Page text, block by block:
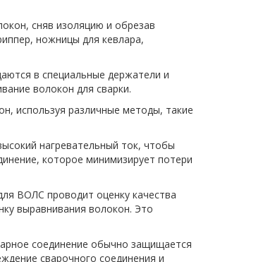
сняв изоляцию и обрезав
ножницы для кевлара,
в специальные держатели и
волокон для сварки.
используя различные методы, такие
нагревательный ток, чтобы
которое минимизирует потери
ВОЛС проводит оценку качества
выравнивания волокон. Это
соединение обычно защищается
сварочного соединения и